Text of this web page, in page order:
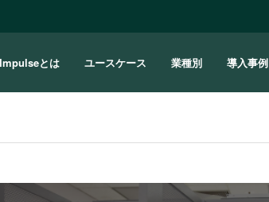
Impulseとは ユースケース 業種別 導入事例